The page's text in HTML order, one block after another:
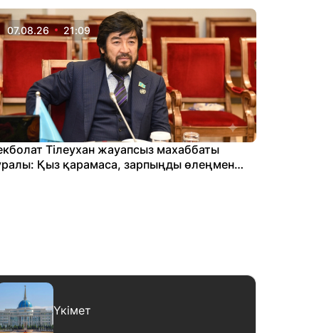
07.08.26 21:09
Тілеухан жауапсыз махаббаты
Қыз қарамаса, зарпыңды өлеңмен
Үкімет